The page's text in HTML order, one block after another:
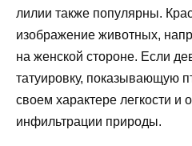
лилии также популярны.
изображение животных,
на женской стороне. Если
татуировку, показывающую
своем характере легкости и
инфильтрации природы.